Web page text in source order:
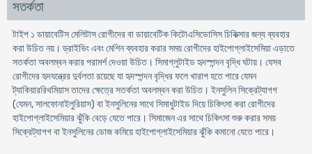
সতর্কতা
টাইপ ১ ডায়াবেটিস মেলিটাস রোগীদের বা ডায়াবেটিক কিটোএসিডোসিস চিকিত্সার জন্য ব্যবহার
করা উচিত নয়। ড্রাইভিং এবং মেশিন ব্যবহার করার সময় রোগীদের হাইপোগ্লাইসেমিয়া এড়াতে
সতর্কতা অবলম্বন করার পরামর্শ দেওয়া উচিত। সিমাগ্লুটাইড হৃদস্পন্দন বৃদ্ধি ঘটায়। যেসব
রোগীদের হৃদযন্ত্রের দুর্বলতা রয়েছে যা হৃদস্পন্দন বৃদ্ধির ফলে খারাপ হতে পারে যেমন
ট্যাকিয়াররিথমিয়াস তাদের ক্ষেত্রে সতর্কতা অবলম্বন করা উচিত। ইনসুলিন সিক্রেট্যাগগ
(যেমন, সালফোনাইলুরিয়াস) বা ইনসুলিনের সাথে সিমাধুটাইড দিয়ে চিকিৎসা করা রোগীদের
হাইপোগ্লাইসেমিয়ার ঝুঁকি বেড়ে যেতে পারে। সিমাজেন এর সাথে চিকিৎসা শুরু করার সময়
সিক্রেট্যাগগ বা ইনসুলিনের ডোজ কমিয়ে হাইপোগ্লাইসেমিয়ার ঝুঁকি কমানো যেতে পারে।